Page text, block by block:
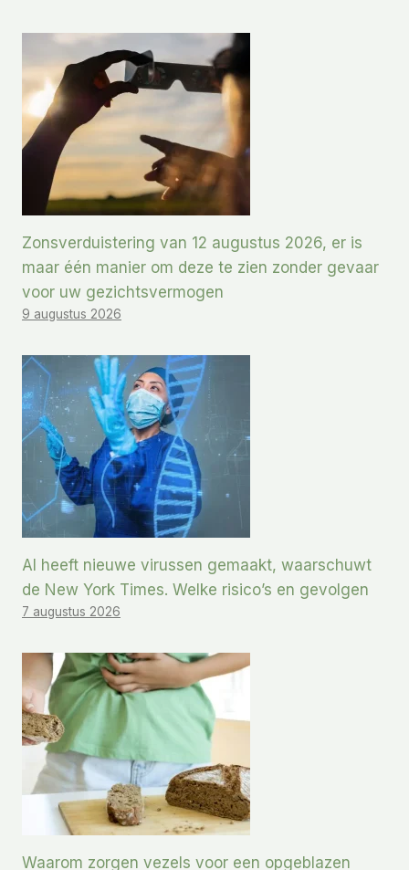
Zonsverduistering van 12 augustus 2026, er is
maar één manier om deze te zien zonder gevaar
voor uw gezichtsvermogen
9 augustus 2026
AI heeft nieuwe virussen gemaakt, waarschuwt
de New York Times. Welke risico’s en gevolgen
7 augustus 2026
Waarom zorgen vezels voor een opgeblazen